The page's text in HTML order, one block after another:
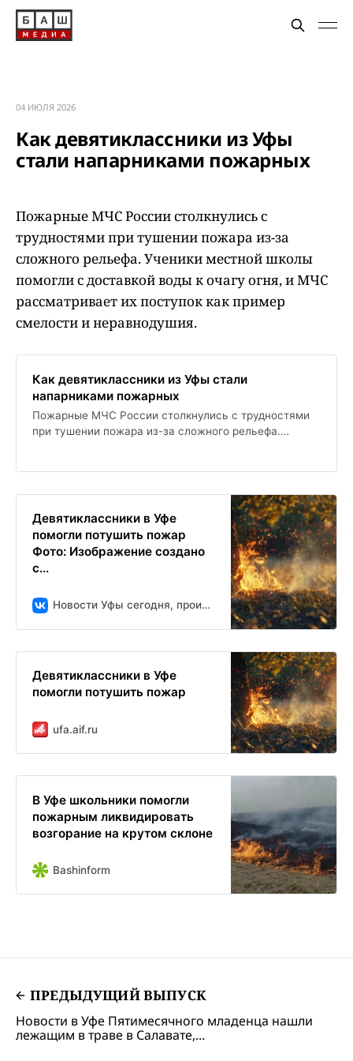
04 ИЮЛЯ 2026
Как девятиклассники из Уфы
стали напарниками пожарных
Пожарные МЧС России столкнулись с
трудностями при тушении пожара из-за
сложного рельефа. Ученики местной школы
помогли с доставкой воды к очагу огня, и МЧС
рассматривает их поступок как пример
смелости и неравнодушия.
Как девятиклассники из Уфы стали
напарниками пожарных
Пожарные МЧС России столкнулись с трудностями
при тушении пожара из-за сложного рельефа.
Девятиклассники в Уфе
помогли потушить пожар
Фото: Изображение создано
с...
Новости Уфы сегодня, происшествия, ЧП и ДТП
Девятиклассники в Уфе
помогли потушить пожар
ufa.aif.ru
В Уфе школьники помогли
пожарным ликвидировать
возгорание на крутом склоне
Bashinform
ПРЕДЫДУЩИЙ ВЫПУСК
Новости в Уфе Пятимесячного младенца нашли
лежащим в траве в Салавате,...